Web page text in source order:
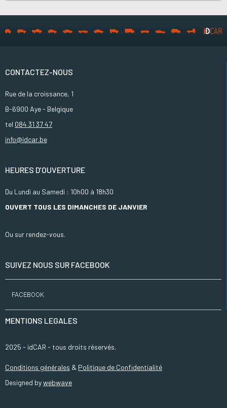
CONTACTEZ-NOUS
Rue de la croissance, 1
B-6900 Aye - Belgique
tel 084 31 37 47
info@idcar.be
HEURES D’OUVERTURE
Du Lundi au Samedi : 10h00 à 18h30
OUVERT TOUS LES DIMANCHES DE JANVIER
Ou sur rendez-vous.
SUIVEZ NOUS SUR FACEBOOK
FACEBOOK
MENTIONS LEGALES
2025 - idCAR - tous droits réservés.
Conditions générales & Politique de Confidentialité
Designed bywebwave